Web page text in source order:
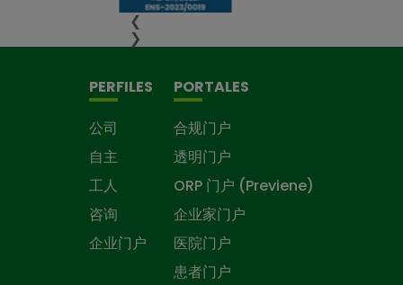
❮
❯
PERFILES
公司
自主
工人
咨询
企业门户
PORTALES
合规门户
透明门户
ORP 门户 (Previene)
企业家门户
医院门户
患者门户